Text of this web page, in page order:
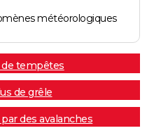
météorologiques
de tempêtes
de grêle
des avalanches